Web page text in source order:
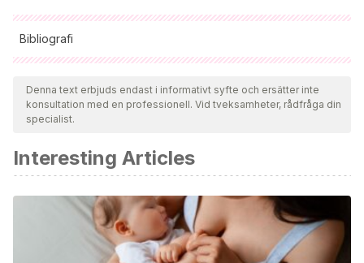
Bibliografi
Samtliga citerade källor har granskats noggrant av vårt team
för att säkerställa deras kvalitet, tillförlitlighet, aktualitet och
giltighet. Bibliografin för denna artikel ansågs vara tillförlitlig
Fernández, A. Y. M., & Roldán, E. M. P.
pedagógico como herramienta para la investigación.
Itinerario educativo,26(60), 117-128.
http://www.revistas.usb.edu.co/index.php/Itinerario/article/
María Vizcaíno Timón, I., Blasco Cruces, A. (2017).
Denna text erbjuds endast i informativt syfte och ersätter inte
konsultation med en professionell. Vid tveksamheter, rådfråga din
specialist.
Interesting Articles